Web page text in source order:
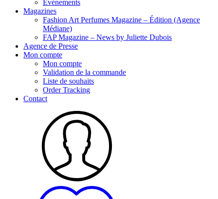
Événements
Magazines
Fashion Art Perfumes Magazine – Édition (Agence
Médiane)
FAP Magazine – News by Juliette Dubois
Agence de Presse
Mon compte
Mon compte
Validation de la commande
Liste de souhaits
Order Tracking
Contact